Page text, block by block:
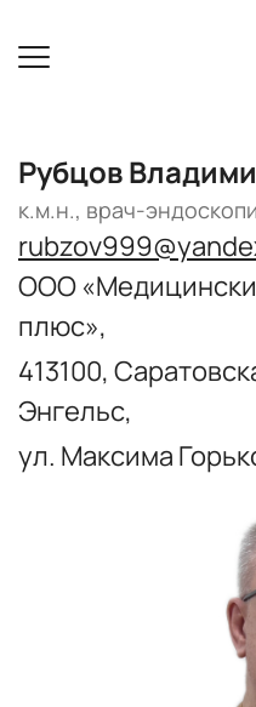
Рубцов
к.м.н., врач-
ООО
плюс»,
413100,
Энгельс,
ул. Максима